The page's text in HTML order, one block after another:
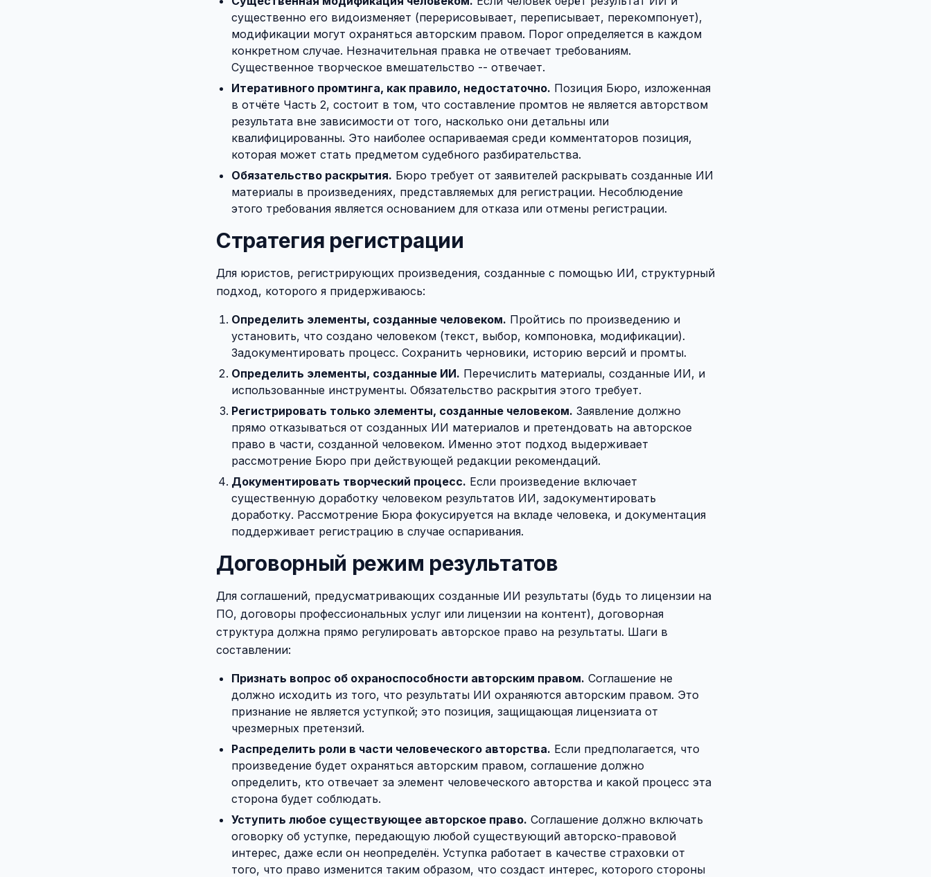
существенно его видоизменяет (перерисовывает, переписывает, перекомпонует),
модификации могут охраняться авторским правом. Порог определяется в каждом
конкретном случае. Незначительная правка не отвечает требованиям.
Существенное творческое вмешательство -- отвечает.
Итеративного промтинга, как правило, недостаточно. Позиция Бюро, изложенная
в отчёте Часть 2, состоит в том, что составление промтов не является авторством
результата вне зависимости от того, насколько они детальны или
квалифицированны. Это наиболее оспариваемая среди комментаторов позиция,
которая может стать предметом судебного разбирательства.
Обязательство раскрытия. Бюро требует от заявителей раскрывать созданные ИИ
материалы в произведениях, представляемых для регистрации. Несоблюдение
этого требования является основанием для отказа или отмены регистрации.
Стратегия регистрации
Для юристов, регистрирующих произведения, созданные с помощью ИИ, структурный
подход, которого я придерживаюсь:
Определить элементы, созданные человеком. Пройтись по произведению и
установить, что создано человеком (текст, выбор, компоновка, модификации).
Задокументировать процесс. Сохранить черновики, историю версий и промты.
Определить элементы, созданные ИИ. Перечислить материалы, созданные ИИ, и
использованные инструменты. Обязательство раскрытия этого требует.
Регистрировать только элементы, созданные человеком. Заявление должно
прямо отказываться от созданных ИИ материалов и претендовать на авторское
право в части, созданной человеком. Именно этот подход выдерживает
рассмотрение Бюро при действующей редакции рекомендаций.
Документировать творческий процесс. Если произведение включает
существенную доработку человеком результатов ИИ, задокументировать
доработку. Рассмотрение Бюра фокусируется на вкладе человека, и документация
поддерживает регистрацию в случае оспаривания.
Договорный режим результатов
Для соглашений, предусматривающих созданные ИИ результаты (будь то лицензии на
ПО, договоры профессиональных услуг или лицензии на контент), договорная
структура должна прямо регулировать авторское право на результаты. Шаги в
составлении:
Признать вопрос об охраноспособности авторским правом. Соглашение не
должно исходить из того, что результаты ИИ охраняются авторским правом. Это
признание не является уступкой; это позиция, защищающая лицензиата от
чрезмерных претензий.
Распределить роли в части человеческого авторства. Если предполагается, что
произведение будет охраняться авторским правом, соглашение должно
определить, кто отвечает за элемент человеческого авторства и какой процесс эта
сторона будет соблюдать.
Уступить любое существующее авторское право. Соглашение должно включать
оговорку об уступке, передающую любой существующий авторско-правовой
интерес, даже если он неопределён. Уступка работает в качестве страховки от
того, что право изменится таким образом, что создаст интерес, которого стороны